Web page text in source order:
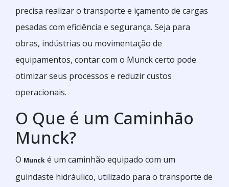
precisa realizar o transporte e içamento de cargas
pesadas com eficiência e segurança. Seja para
obras, indústrias ou movimentação de
equipamentos, contar com o Munck certo pode
otimizar seus processos e reduzir custos
operacionais.
O Que é um Caminhão
Munck?
O Munck é um caminhão equipado com um
guindaste hidráulico, utilizado para o transporte de